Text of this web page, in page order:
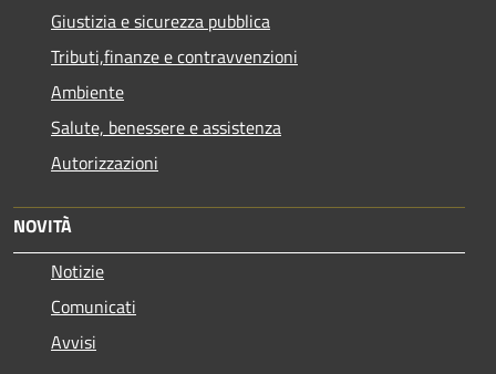
Giustizia e sicurezza pubblica
Tributi,finanze e contravvenzioni
Ambiente
Salute, benessere e assistenza
Autorizzazioni
NOVITÀ
Notizie
Comunicati
Avvisi